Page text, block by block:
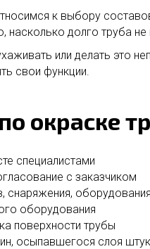
к выбору
насколько долго труба
или делать это
свои функции.
окраске
специалистами
с заказчиком
снаряжения, оборудования
оборудования
поверхности трубы
осыпавшегося слоя